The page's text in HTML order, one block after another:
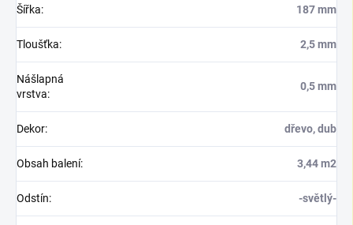
Šířka: 187 mm
Tloušťka: 2,5 mm
Nášlapná
vrstva:
0,5 mm
Dekor: dřevo, dub
Obsah balení: 3,44 m2
Odstín: -světlý-